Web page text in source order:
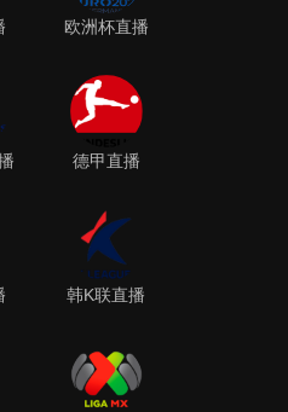
欧洲杯直播
德甲直播
韩K联直播